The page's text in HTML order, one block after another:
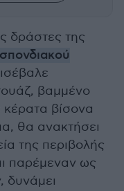
δράστες της
βαμμένο
βίσονα
θα ανακτήσει
της περιβολής
παρέμεναν ως
δυνάμει